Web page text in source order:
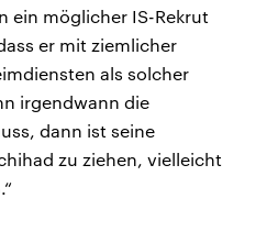
ein möglicher IS-Rekrut
er mit ziemlicher
als solcher
irgendwann die
dann ist seine
zu ziehen, vielleicht